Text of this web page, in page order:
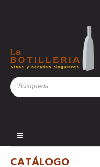
Navegación
Toggle
CATÁLOGO